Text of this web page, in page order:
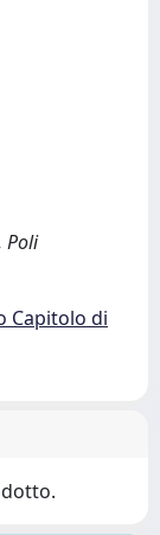
Poli
Capitolo di